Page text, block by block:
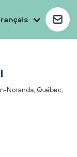
Noranda, Québec,